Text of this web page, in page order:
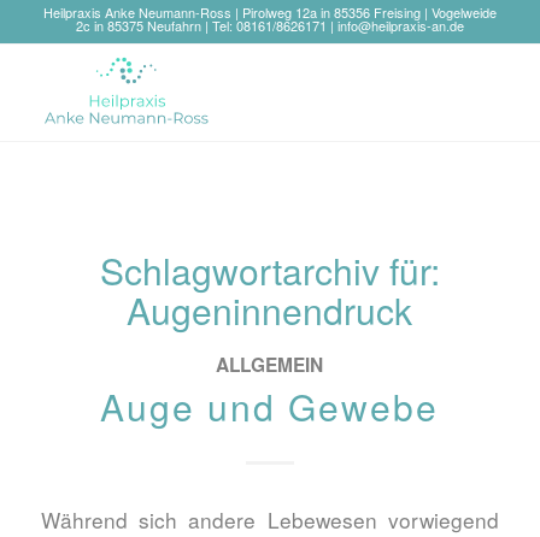
Heilpraxis Anke Neumann-Ross | Pirolweg 12a in 85356 Freising | Vogelweide
2c in 85375 Neufahrn | Tel: 08161/8626171 | info@heilpraxis-an.de
Schlagwortarchiv für:
Augeninnendruck
ALLGEMEIN
Auge und Gewebe
Während sich andere Lebewesen vorwiegend